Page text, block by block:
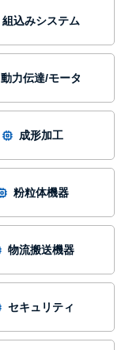
組込みシステム
動力伝達/モータ
成形加工
粉粒体機器
物流搬送機器
セキュリティ